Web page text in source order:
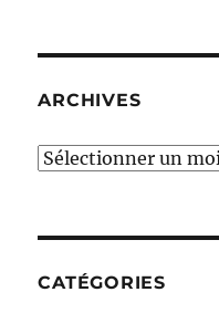
ARCHIVES
Archives
CATÉGORIES